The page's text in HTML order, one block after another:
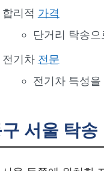
합리적 가격
단거리 탁송
전기차 전문
전기차 특성
서울 탁송